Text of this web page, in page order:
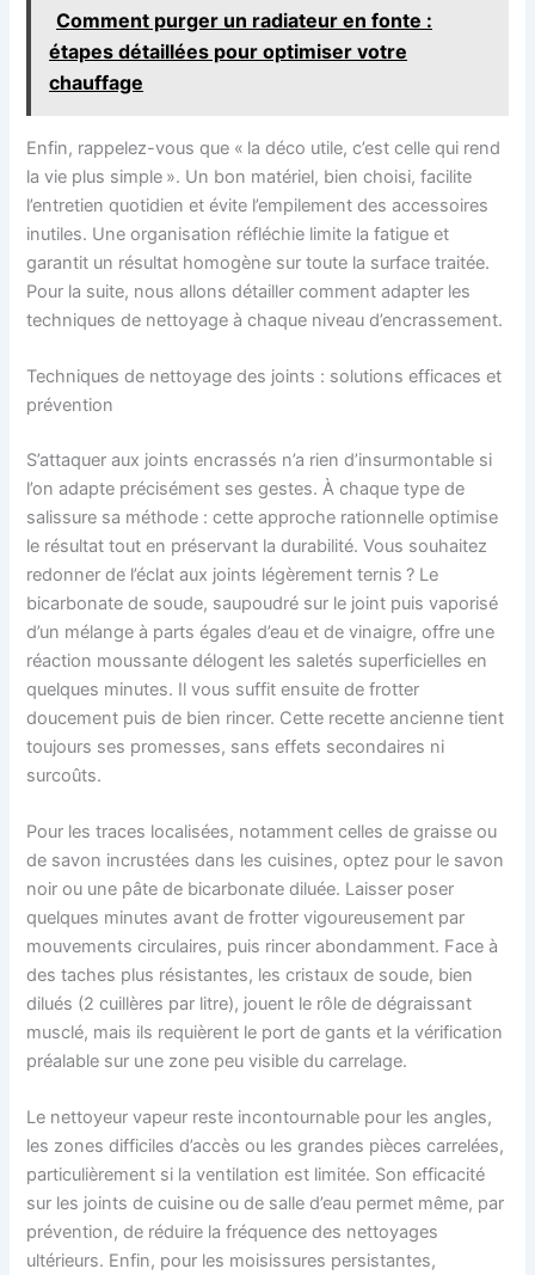
Comment purger un radiateur en fonte :
étapes détaillées pour optimiser votre
chauffage
Enfin, rappelez-vous que « la déco utile, c’est celle qui rend
la vie plus simple ». Un bon matériel, bien choisi, facilite
l’entretien quotidien et évite l’empilement des accessoires
inutiles. Une organisation réfléchie limite la fatigue et
garantit un résultat homogène sur toute la surface traitée.
Pour la suite, nous allons détailler comment adapter les
techniques de nettoyage à chaque niveau d’encrassement.
Techniques de nettoyage des joints : solutions efficaces et
prévention
S’attaquer aux joints encrassés n’a rien d’insurmontable si
l’on adapte précisément ses gestes. À chaque type de
salissure sa méthode : cette approche rationnelle optimise
le résultat tout en préservant la durabilité. Vous souhaitez
redonner de l’éclat aux joints légèrement ternis ? Le
bicarbonate de soude, saupoudré sur le joint puis vaporisé
d’un mélange à parts égales d’eau et de vinaigre, offre une
réaction moussante délogent les saletés superficielles en
quelques minutes. Il vous suffit ensuite de frotter
doucement puis de bien rincer. Cette recette ancienne tient
toujours ses promesses, sans effets secondaires ni
surcoûts.
Pour les traces localisées, notamment celles de graisse ou
de savon incrustées dans les cuisines, optez pour le savon
noir ou une pâte de bicarbonate diluée. Laisser poser
quelques minutes avant de frotter vigoureusement par
mouvements circulaires, puis rincer abondamment. Face à
des taches plus résistantes, les cristaux de soude, bien
dilués (2 cuillères par litre), jouent le rôle de dégraissant
musclé, mais ils requièrent le port de gants et la vérification
préalable sur une zone peu visible du carrelage.
Le nettoyeur vapeur reste incontournable pour les angles,
les zones difficiles d’accès ou les grandes pièces carrelées,
particulièrement si la ventilation est limitée. Son efficacité
sur les joints de cuisine ou de salle d’eau permet même, par
prévention, de réduire la fréquence des nettoyages
ultérieurs. Enfin, pour les moisissures persistantes,